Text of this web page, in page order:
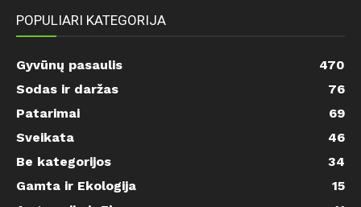
POPULIARI KATEGORIJA
Gyvūnų pasaulis
470
Sodas ir daržas
76
Patarimai
69
Sveikata
46
Be kategorijos
34
Gamta ir Ekologija
15